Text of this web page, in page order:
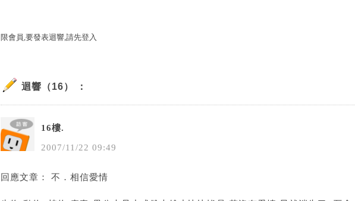
限會員,要發表迴響,請先登入
迴響（16） ：
16樓.
2007/11 /22 09:49
回應文章： 不．相信愛情